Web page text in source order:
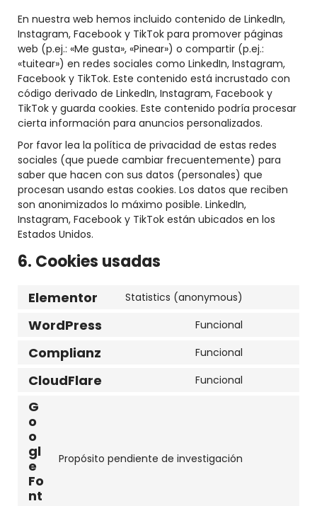
En nuestra web hemos incluido contenido de LinkedIn,
Instagram, Facebook y TikTok para promover páginas
web (p.ej.: «Me gusta», «Pinear») o compartir (p.ej.:
«tuitear») en redes sociales como LinkedIn, Instagram,
Facebook y TikTok. Este contenido está incrustado con
código derivado de LinkedIn, Instagram, Facebook y
TikTok y guarda cookies. Este contenido podría procesar
cierta información para anuncios personalizados.
Por favor lea la política de privacidad de estas redes
sociales (que puede cambiar frecuentemente) para
saber que hacen con sus datos (personales) que
procesan usando estas cookies. Los datos que reciben
son anonimizados lo máximo posible. LinkedIn,
Instagram, Facebook y TikTok están ubicados en los
Estados Unidos.
6. Cookies usadas
Elementor Statistics (anonymous)
WordPress Funcional
Complianz Funcional
CloudFlare Funcional
G
o
o
gl
e
Fo
nt
Propósito pendiente de investigación